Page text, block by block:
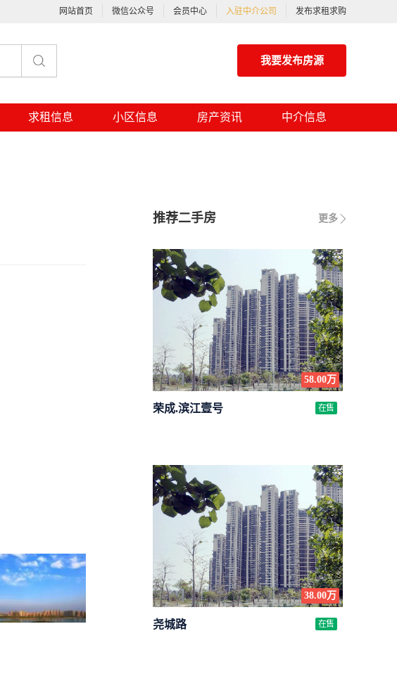
网站首页 微信公众号 会员中心 入驻中介公司 发布求租求购
我要发布房源
求租信息 小区信息 房产资讯 中介信息
更多
推荐二手房
58.00万
荣成.滨江壹号 在售
38.00万
尧城路 在售